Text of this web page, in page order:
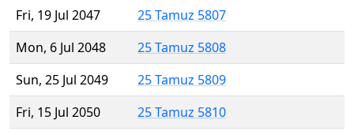
Fri, 19 Jul 2047
25 Tamuz 5807
Mon, 6 Jul 2048
25 Tamuz 5808
Sun, 25 Jul 2049
25 Tamuz 5809
Fri, 15 Jul 2050
25 Tamuz 5810